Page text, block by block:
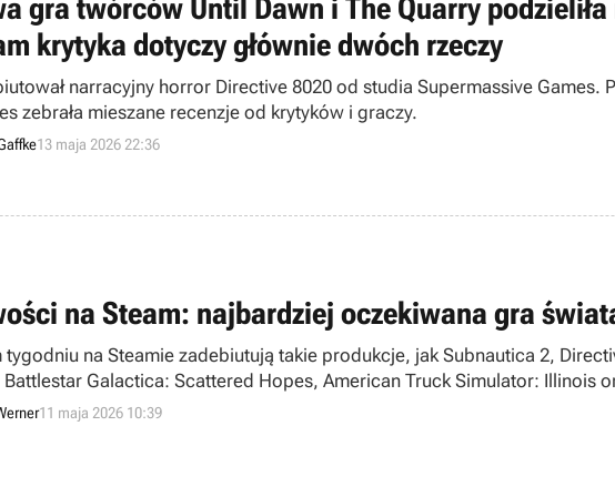
gra twórców Until Dawn i The Quarry
krytyka dotyczy głównie dwóch rzeczy
narracyjny horror Directive 8020 od studia Supermassive Games.
zebrała mieszane recenzje od krytyków i graczy.
13 maja 2026 22:36
na Steam: najbardziej oczekiwana gra
tygodniu na Steamie zadebiutują takie produkcje, jak Subnautica 2,
Battlestar Galactica: Scattered Hopes, American Truck Simulator: Illinois
Gold.
11 maja 2026 10:39